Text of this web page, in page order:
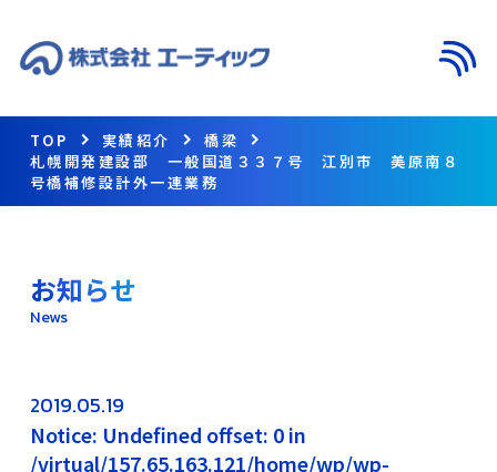
TOP 実績紹介
橋梁
札幌開発建設部 一般国道３３７号 江別市 美原南８
号橋補修設計外一連業務
お知らせ
News
2019.05.19
Notice: Undefined offset: 0 in
/virtual/157.65.163.121/home/wp/wp-